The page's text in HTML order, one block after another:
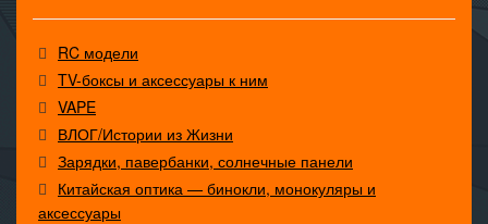
RC модели
TV-боксы и аксессуары к ним
VAPE
ВЛОГ/Истории из Жизни
Зарядки, павербанки, солнечные панели
Китайская оптика — бинокли, монокуляры и
аксессуары